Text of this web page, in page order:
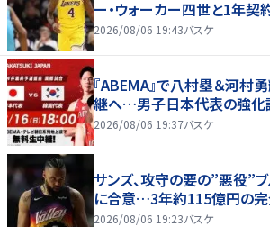
ー・ウォーカー四世と1年契
2026/08/06 19:43バスケ
『ABEMA』で八村塁＆河村
継へ…男子日本代表の強化
2026/08/06 19:37バスケ
サンズ、攻守の要の”悪役”
に合意…3年約115億円の
2026/08/06 19:23バスケ